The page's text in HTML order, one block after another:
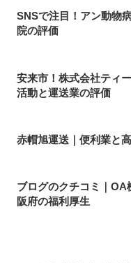
SNSで注目！アン動物
院の評価
安来市！株式会社ティ
活動と運送業の評価
赤帽旭運送｜便利業と
ブログのクチコミ｜
阪府の福利厚生